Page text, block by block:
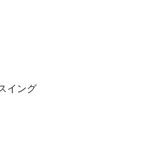
イング